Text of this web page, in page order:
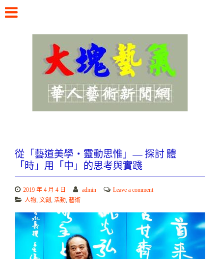
content
從「藝道美學・靈動思惟」— 探討 體
「時」用「中」的思考與實踐
2019 年 4 月 4 日 admin
Leave a comment
人物, 文創 , 活動, 藝術